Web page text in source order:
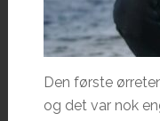
Den første
og det var nok